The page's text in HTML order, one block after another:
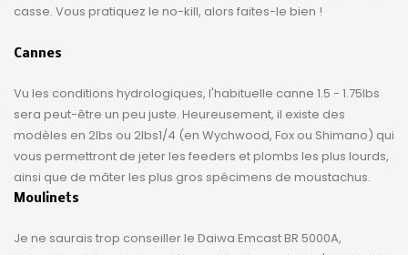
casse. Vous pratiquez le no-kill, alors faites-le bien !
Cannes
Vu les conditions hydrologiques, l'habituelle canne 1.5 - 1.75lbs
sera peut-être un peu juste. Heureusement, il existe des
modèles en 2lbs ou 2lbs1/4 (en Wychwood, Fox ou Shimano) qui
vous permettront de jeter les feeders et plombs les plus lourds,
ainsi que de mâter les plus gros spécimens de moustachus.
Moulinets
Je ne saurais trop conseiller le Daiwa Emcast BR 5000A,